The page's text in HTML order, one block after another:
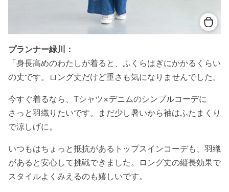
プランナー緑川：
「身長高めのわたしが着ると、ふくらはぎにかかるくらい
の丈です。ロング丈だけど重さも気になりませんでした。
今すぐ着るなら、Tシャツ×デニムのシンプルコーデに
さっと羽織りたいです。まだ少し暑いから袖はふたまくり
で涼しげに。
いつもはちょっと抵抗があるトップスインコーデも、羽織
があると安心して挑戦できました。ロング丈の縦長効果で
スタイルよくみえるのも嬉しいです。